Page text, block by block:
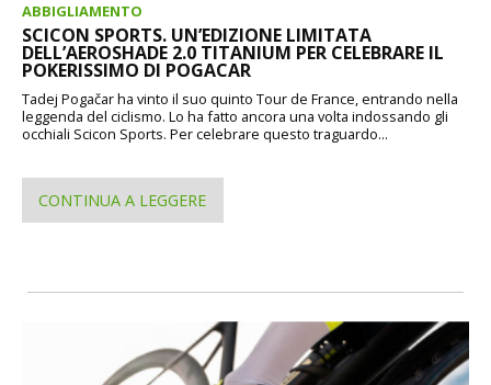
ABBIGLIAMENTO
SCICON SPORTS. UN’EDIZIONE LIMITATA
DELL’AEROSHADE 2.0 TITANIUM PER CELEBRARE IL
POKERISSIMO DI POGACAR
Tadej Pogačar ha vinto il suo quinto Tour de France, entrando nella
leggenda del ciclismo. Lo ha fatto ancora una volta indossando gli
occhiali Scicon Sports. Per celebrare questo traguardo...
CONTINUA A LEGGERE